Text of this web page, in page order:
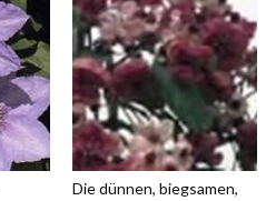
Die dünnen, biegsamen,